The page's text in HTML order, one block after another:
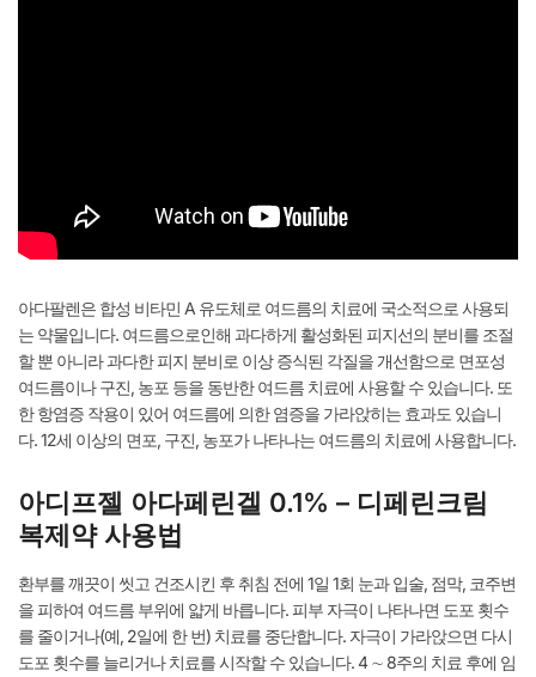
아다팔렌은 합성 비타민 A 유도체로 여드름의 치료에 국소적으로 사용되
는 약물입니다. 여드름으로인해 과다하게 활성화된 피지선의 분비를 조절
할 뿐 아니라 과다한 피지 분비로 이상 증식된 각질을 개선함으로 면포성
여드름이나 구진, 농포 등을 동반한 여드름 치료에 사용할 수 있습니다. 또
한 항염증 작용이 있어 여드름에 의한 염증을 가라앉히는 효과도 있습니
다. 12세 이상의 면포, 구진, 농포가 나타나는 여드름의 치료에 사용합니다.
아디프젤 아다페린겔 0.1% – 디페린크림
복제약 사용법
환부를 깨끗이 씻고 건조시킨 후 취침 전에 1일 1회 눈과 입술, 점막, 코주변
을 피하여 여드름 부위에 얇게 바릅니다. 피부 자극이 나타나면 도포 횟수
를 줄이거나(예, 2일에 한 번) 치료를 중단합니다. 자극이 가라앉으면 다시
도포 횟수를 늘리거나 치료를 시작할 수 있습니다. 4 ∼ 8주의 치료 후에 임